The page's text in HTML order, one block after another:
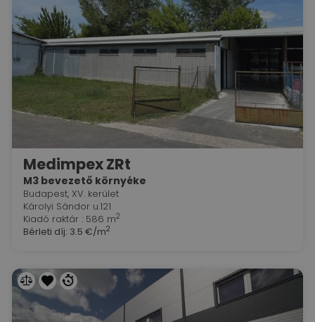
Medimpex ZRt
M3 bevezető környéke
Budapest, XV. kerület
Károlyi Sándor u.121
Kiadó raktár : 586 m2
Bérleti díj: 3.5 €/m2